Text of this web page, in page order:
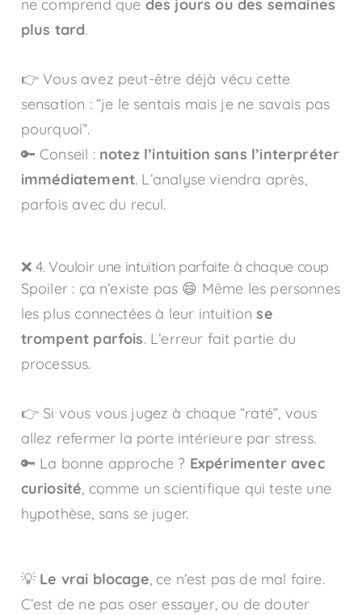
ne comprend que des jours ou des semaines
plus tard.
👉 Vous avez peut-être déjà vécu cette
sensation : “je le sentais mais je ne savais pas
pourquoi”.
🔑 Conseil : notez l’intuition sans l’interpréter
immédiatement. L’analyse viendra après,
parfois avec du recul.
❌ 4. Vouloir une intuition parfaite à chaque coup
Spoiler : ça n’existe pas 😄 Même les personnes
les plus connectées à leur intuitionse
trompent parfois. L’erreur fait partie du
processus.
👉 Si vous vous jugez à chaque “raté”, vous
allez refermer la porte intérieure par stress.
🔑 La bonne approche ? Expérimenter avec
curiosité, comme un scientifique qui teste une
hypothèse, sans se juger.
💡 Le vrai blocage, ce n’est pas de mal faire.
C’est de ne pas oser essayer, ou de douter